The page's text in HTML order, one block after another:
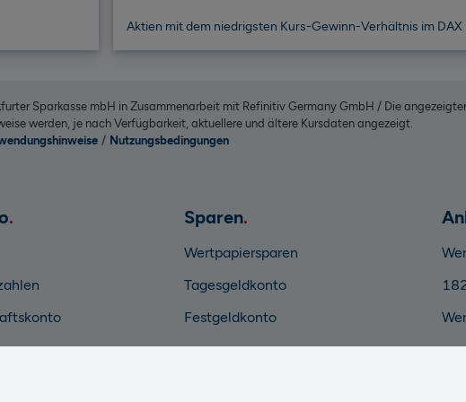
Aktien mit dem niedrigsten Kurs-Gewinn-Verhältnis im DAX
Sparkasse mbH in Zusammenarbeit mit Refinitiv Germany GmbH / Die
werden, je nach Verfügbarkeit, aktuellere und ältere Kursdaten angezeigt.
/ Nutzungsbedingungen
Sparen
Wertpapiersparen
Tagesgeldkonto
Festgeldkonto